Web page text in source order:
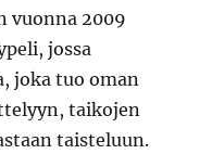
vuonna 2009
jossa
joka tuo oman
taikojen
taisteluun.